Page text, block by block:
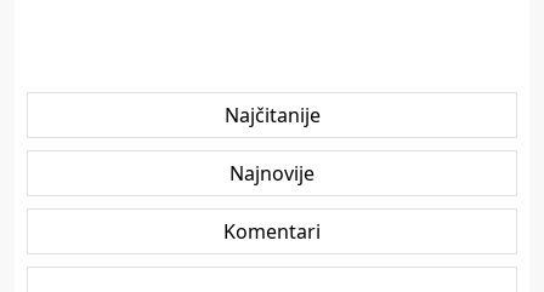
Najčitanije
Najnovije
Komentari